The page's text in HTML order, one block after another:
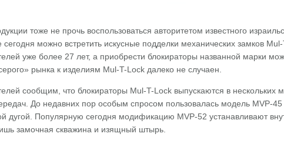
тоже не прочь воспользоваться авторитетом известного
можно встретить искусные подделки механических замков
уже более 27 лет, а приобрести блокираторы названной марки
рынка к изделиям Mul-T-Lock далеко не случаен.
сообщим, что блокираторы Mul-T-Lock выпускаются в нескольких
До недавних пор особым спросом пользовалась модель MVP-45
дугой. Популярную сегодня модификацию MVP-52 устанавливают
замочная скважина и изящный штырь.